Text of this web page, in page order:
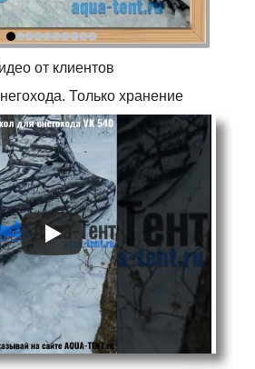
от клиентов
Только хранение